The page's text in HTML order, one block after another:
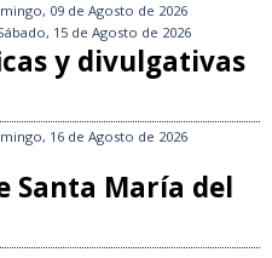
09 de Agosto de 2026
15 de Agosto de 2026
y divulgativas
16 de Agosto de 2026
Santa María del